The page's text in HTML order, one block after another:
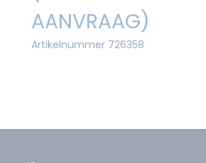
AANVRAAG)
Artikelnummer 726358